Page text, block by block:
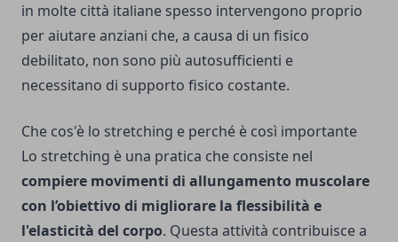
in molte città italiane spesso intervengono proprio
per aiutare anziani che, a causa di un fisico
debilitato, non sono più autosufficienti e
necessitano di supporto fisico costante.
Che cos'è lo stretching e perché è così importante
Lo stretching è una pratica che consiste nel
compiere movimenti di allungamento muscolare
con l’obiettivo di migliorare la flessibilità e
l'elasticità del corpo. Questa attività contribuisce a